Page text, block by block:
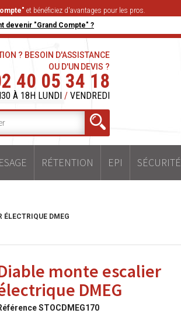
et bénéficiez d'avantages pour les pros.
devenir "Grand Compte" ?
? BESOIN D'ASSISTANCE
OU D'UN DEVIS ?
40 05 34 18
À 18H LUNDI / VENDREDI
RÉTENTION EPI SÉCURITÉ
ÉLECTRIQUE DMEG
monte escalier
DMEG
STOCDMEG170